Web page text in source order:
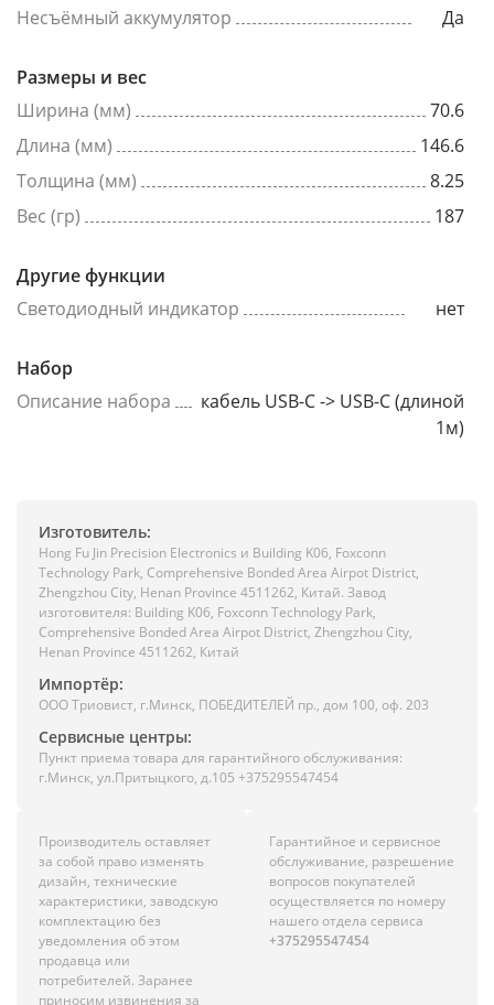
Несъёмный аккумулятор
Да
Размеры и вес
Ширина (мм)
70.6
Длина (мм)
146.6
Толщина (мм)
8.25
Вес (гр)
187
Другие функции
Светодиодный индикатор
нет
Набор
Описание набора
кабель USB-C -> USB-C (длиной
1м)
Изготовитель:
Hong Fu Jin Precision Electronics и Building K06, Foxconn
Technology Park, Comprehensive Bonded Area Airpot District,
Zhengzhou City, Henan Province 4511262, Китай. Завод
изготовителя: Building K06, Foxconn Technology Park,
Comprehensive Bonded Area Airpot District, Zhengzhou City,
Henan Province 4511262, Китай
Импортёр:
ООО Триовист, г.Минск, ПОБЕДИТЕЛЕЙ пр., дом 100, оф. 203
Сервисные центры:
Пункт приема товара для гарантийного обслуживания:
г.Минск, ул.Притыцкого, д.105 +375295547454
Производитель оставляет
за собой право изменять
дизайн, технические
характеристики, заводскую
комплектацию без
уведомления об этом
продавца или
потребителей. Заранее
приносим извинения за
Гарантийное и сервисное
обслуживание, разрешение
вопросов покупателей
осуществляется по номеру
нашего отдела сервиса
+375295547454